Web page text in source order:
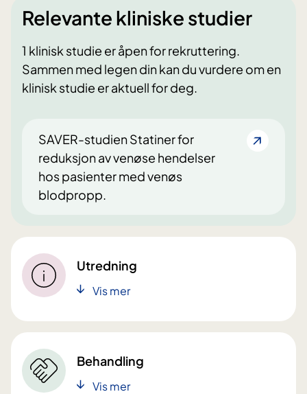
Relevante kliniske studier
1 klinisk studie er åpen for rekruttering.
Sammen med legen din kan du vurdere om en
klinisk studie er aktuell for deg.
SAVER-studien Statiner for
reduksjon av venøse hendelser
hos pasienter med venøs
blodpropp.
Utredning
Vis mer
Behandling
Vis mer